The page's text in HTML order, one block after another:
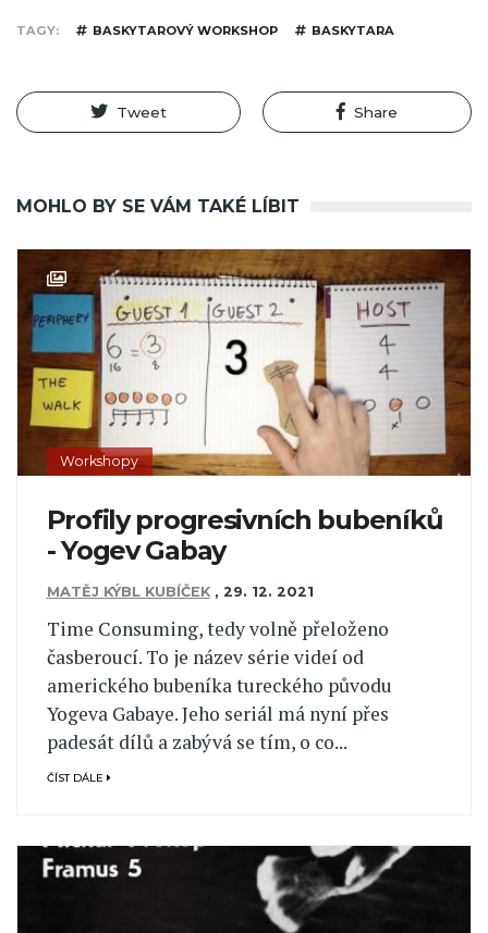
TAGY BASKYTAROVÝ WORKSHOP BASKYTARA
Tweet Share
MOHLO BY SE VÁM TAKÉ LÍBIT
Workshopy
Profily progresivních bubeníků
- Yogev Gabay
MATĚJ KÝBL KUBÍČEK , 29. 12. 2021
Time Consuming, tedy volně přeloženo
časberoucí. To je název série videí od
amerického bubeníka tureckého původu
Yogeva Gabaye. Jeho seriál má nyní přes
padesát dílů a zabývá se tím, o co...
ČÍST DÁLE